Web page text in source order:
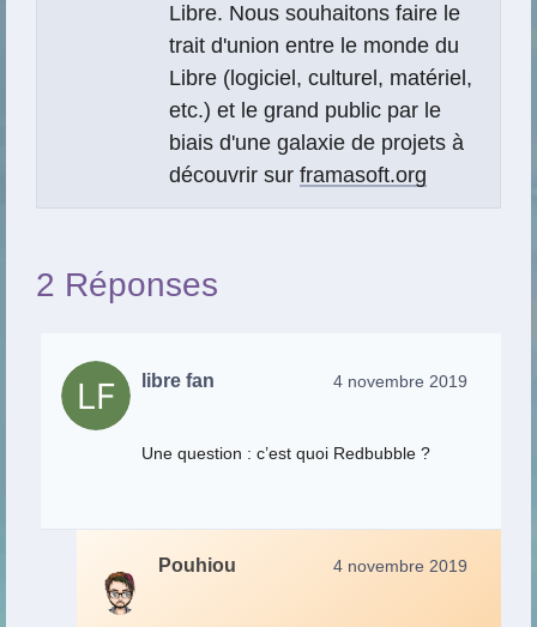
Libre. Nous souhaitons faire le
trait d'union entre le monde du
Libre (logiciel, culturel, matériel,
etc.) et le grand public par le
biais d'une galaxie de projets à
découvrir sur framasoft.org
2 Réponses
libre fan 4 novembre 2019
Une question : c’est quoi Redbubble ?
Pouhiou 4 novembre 2019